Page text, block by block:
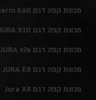
מכונת קפה דגם Kalerm E60
מכונת קפה דגם JURA X10
מכונת קפה דגם JURA x7s
מכונת קפה דגם JURA E8
מכונת קפה דגם Jura X8